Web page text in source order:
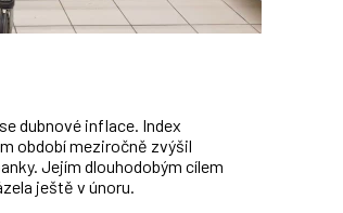
dubnové inflace. Index
období meziročně zvýšil
Jejím dlouhodobým cílem
ještě v únoru.